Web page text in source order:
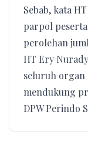
Sebab, kata
parpol
perolehan
HT Ery
seluruh organ
mendukung
DPW Perindo